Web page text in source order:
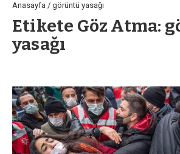
Anasayfa / görüntü yasağı
Etikete Göz Atma:
yasağı